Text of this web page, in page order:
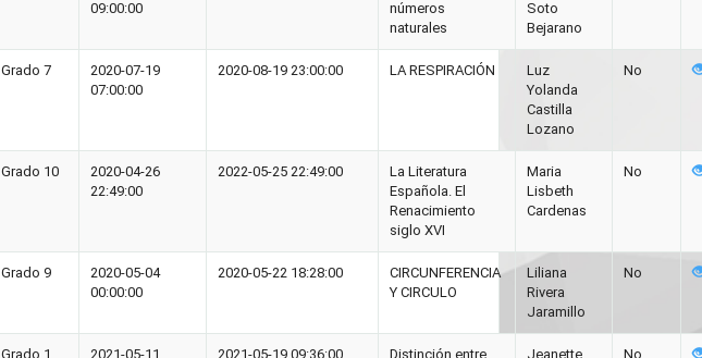
09:00:00
números
naturales
Soto
Bejarano
Grado 7
2020-07-19
07:00:00
2020-08-19 23:00:00 LA RESPIRACIÓN
Luz
Yolanda
Castilla
Lozano
No
Grado 10
2020-04-26
22:49:00
2022-05-25 22:49:00
La Literatura
Española. El
Renacimiento
siglo XVI
Maria
Lisbeth
Cardenas
No
Grado 9
2020-05-04
00:00:00
2020-05-22 18:28:00
CIRCUNFERENCIA
Y CIRCULO
Liliana
Rivera
Jaramillo
No
Grado 1 2021-05-11 2021-05-19 09:36:00 Distinción entre Jeanette No